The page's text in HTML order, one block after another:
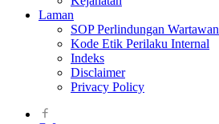
Laman
SOP Perlindungan Wartawan
Kode Etik Perilaku Internal
Indeks
Disclaimer
Privacy Policy